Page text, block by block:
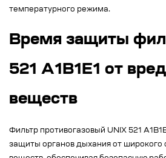
температурного режима.
Время защиты
521 A1B1E1 от
веществ
Фильтр противогазовый UNIX 521
защиты органов дыхания от широкого